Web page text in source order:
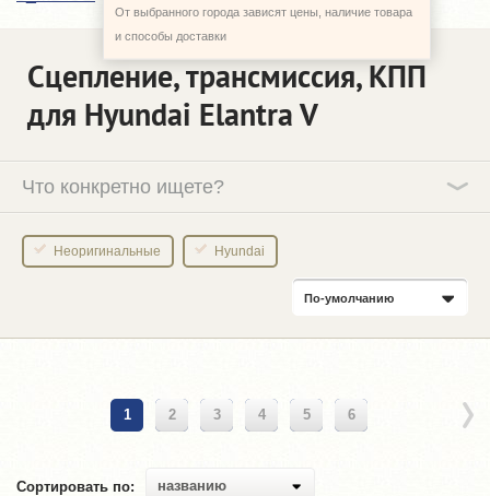
От выбранного города зависят цены, наличие товара
и способы доставки
Сцепление, трансмиссия, КПП
для Hyundai Elantra V
Что конкретно ищете?
Неоригинальные Hyundai
По-умолчанию
1 2 3 4 5 6
Сортировать по: названию